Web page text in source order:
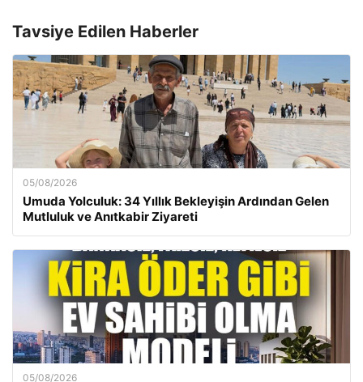
Tavsiye Edilen Haberler
05/08/2026
Umuda Yolculuk: 34 Yıllık Bekleyişin Ardından Gelen
Mutluluk ve Anıtkabir Ziyareti
05/08/2026